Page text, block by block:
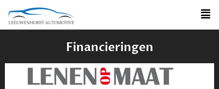
Financieringen